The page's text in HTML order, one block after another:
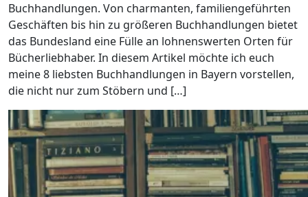
Buchhandlungen. Von charmanten, familiengeführten
Geschäften bis hin zu größeren Buchhandlungen bietet
das Bundesland eine Fülle an lohnenswerten Orten für
Bücherliebhaber. In diesem Artikel möchte ich euch
meine 8 liebsten Buchhandlungen in Bayern vorstellen,
die nicht nur zum Stöbern und […]